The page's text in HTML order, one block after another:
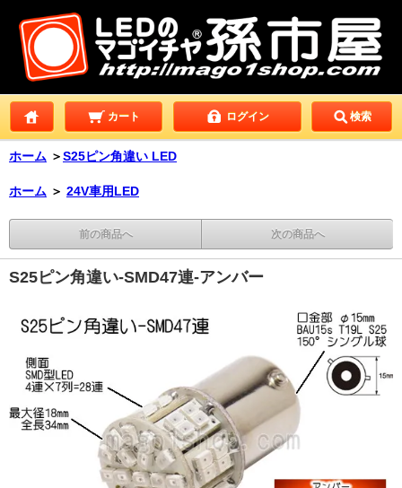
カート ログイン 検索
ホーム ＞S25ピン角違い LED
ホーム ＞ 24V車用LED
前の商品へ 次の商品へ
S25ピン角違い-SMD47連-アンバー